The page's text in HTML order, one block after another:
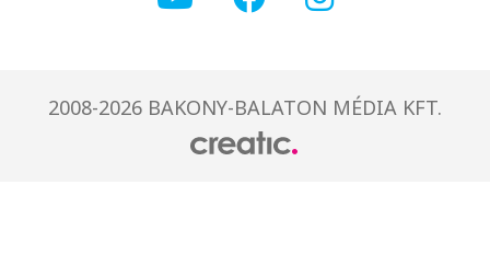
2008-2026 BAKONY-BALATON MÉDIA KFT.